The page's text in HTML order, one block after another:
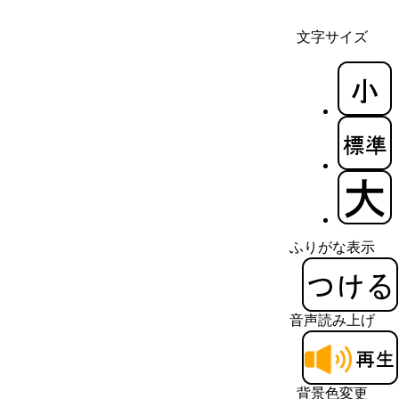
文字サイズ
ふりがな表示
音声読み上げ
背景色変更